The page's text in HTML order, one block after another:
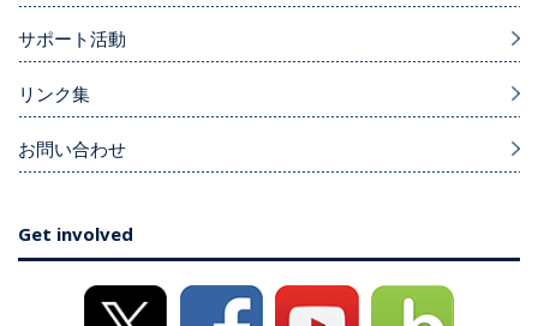
サポート活動
リンク集
お問い合わせ
Get involved